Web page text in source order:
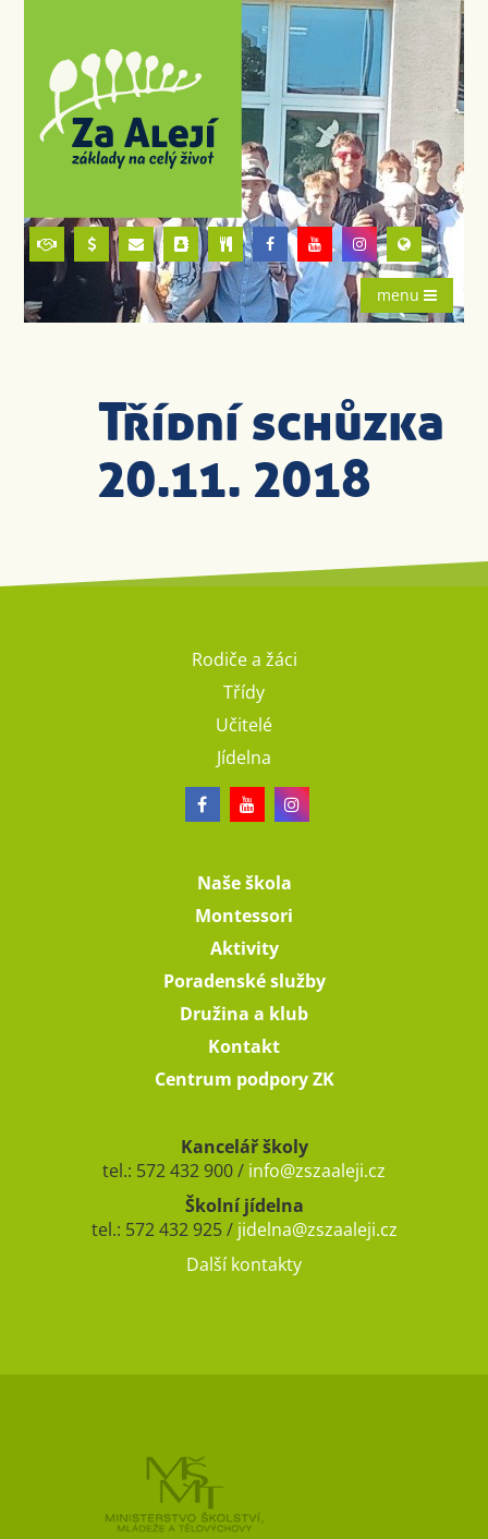
menu
Třídní schůzka
20.11. 2018
Rodiče a žáci
Třídy
Učitelé
Jídelna
Naše škola
Montessori
Aktivity
Poradenské služby
Družina a klub
Kontakt
Centrum podpory ZK
Kancelář školy
tel.: 572 432 900 / info@zszaaleji.cz
Školní jídelna
tel.: 572 432 925 / jidelna@zszaaleji.cz
Další kontakty